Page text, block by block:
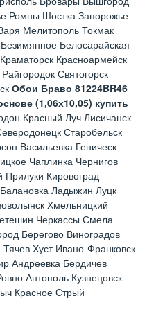
Ромны Шостка Запорожье
Мелитополь Токмак
Белосарайская
Красноармейск
Святогорск
Обои Браво 81224BR46
(1,06х10,05) купить
Красный Луч Лисичанск
Старобельск
Васильевка Геническ
Чаплинка Чернигов
Прилуки Кировоград
Ладыжин Луцк
Хмельницкий
Черкассы Смела
Берегово Виноградов
Хуст Ивано-Франковск
Андреевка Бердичев
Антополь Кузнецовск
Красное Стрый